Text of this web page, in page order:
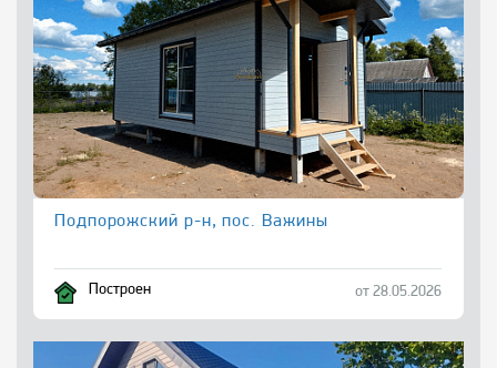
Подпорожский р-н, пос. Важины
Построен от 28.05.2026